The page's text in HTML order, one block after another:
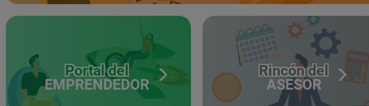
Portal del
EMPRENDEDOR
Rincón del
ASESOR